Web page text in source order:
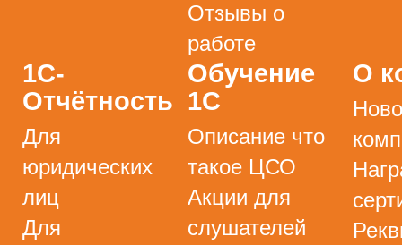
Отзывы о
работе
1С-
Отчётность
Для
юридических
лиц
Для
Обучение
1С
Описание что
такое ЦСО
Акции для
слушателей
О